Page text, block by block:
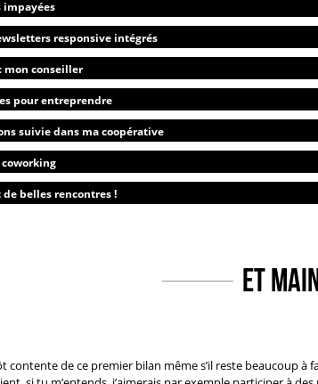
impayées
responsive intégrés
mon conseiller
pour entreprendre
suivie dans ma coopérative
belles rencontres !
Et
contente de ce premier bilan même s’il reste beaucoup